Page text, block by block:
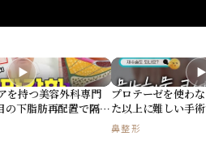
▶
を持つ美容外科専門
の下脂肪再配置で隔膜
▶
プロテーゼを使わ
た以上に難しい手術
鼻整形